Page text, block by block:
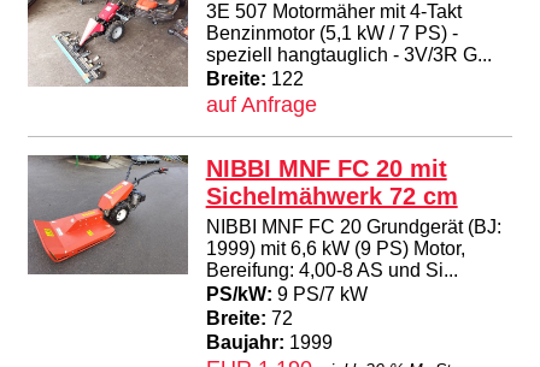
3E 507 Motormäher mit 4-Takt
Benzinmotor (5,1 kW / 7 PS) -
speziell hangtauglich - 3V/3R G...
Breite: 122
auf Anfrage
NIBBI MNF FC 20 mit
Sichelmähwerk 72 cm
NIBBI MNF FC 20 Grundgerät (BJ:
1999) mit 6,6 kW (9 PS) Motor,
Bereifung: 4,00-8 AS und Si...
PS/kW: 9 PS/7 kW
Breite: 72
Baujahr: 1999